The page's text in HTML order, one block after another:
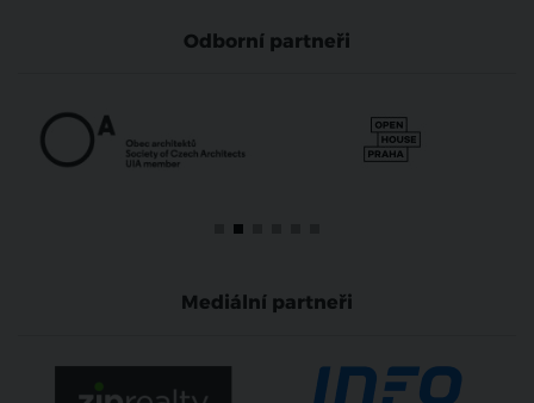
Odborní partneři
Mediální partneři